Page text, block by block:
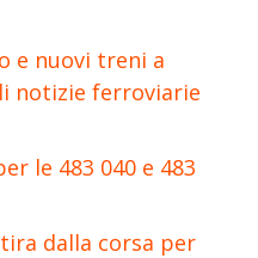
e nuovi treni a
notizie ferroviarie
le 483 040 e 483
dalla corsa per